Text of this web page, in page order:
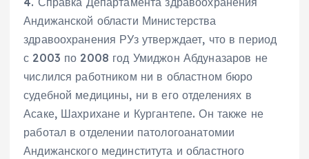
Андижанской области Министерства
здравоохранения РУз утверждает, что в период
с 2003 по 2008 год Умиджон Абдуназаров не
числился работником ни в областном бюро
судебной медицины, ни в его отделениях в
Асаке, Шахрихане и Кургантепе. Он также не
работал в отделении патологоанатомии
Андижанского мединститута и областного